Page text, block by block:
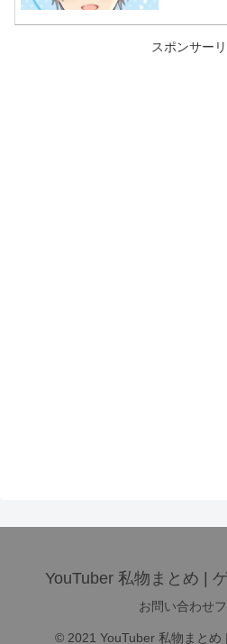
スポンサー
YouTuber 私物まとめ |
お問い合わせ
© 2021 YouTuber 私物まとめ